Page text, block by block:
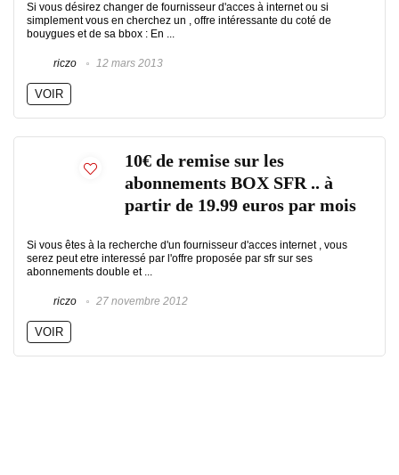
Si vous désirez changer de fournisseur d'acces à internet ou si
simplement vous en cherchez un , offre intéressante du coté de
bouygues et de sa bbox : En ...
riczo 12 mars 2013
VOIR
10€ de remise sur les
abonnements BOX SFR .. à
partir de 19.99 euros par mois
Si vous êtes à la recherche d'un fournisseur d'acces internet , vous
serez peut etre interessé par l'offre proposée par sfr sur ses
abonnements double et ...
riczo 27 novembre 2012
VOIR